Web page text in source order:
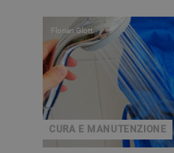
CURA E MANUTENZIONE
Florian Glott